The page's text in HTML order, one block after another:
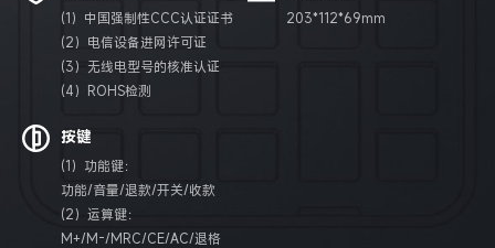
(1）中国强制性CCC认证证书
(2）电信设备进网许可证
(3）无线电型号的核准认证
(4）ROHS检测
203*112*69mm
按键
(1）功能键：
功能/音量/退款/开关/收款
(2）运算键：
M+/M-/MRC/CE/AC/退格